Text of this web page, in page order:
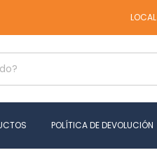
LOCAL EN FLORES ||
POLÍTICA DE DEVOLUCIÓN